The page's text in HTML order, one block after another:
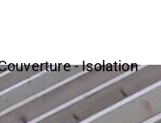
- Isolation